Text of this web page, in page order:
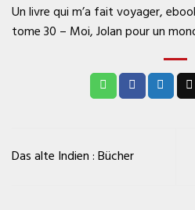
Un livre qui m’a fait voyager,
tome 30 – Moi, Jolan pour un
Das alte Indien : Bücher